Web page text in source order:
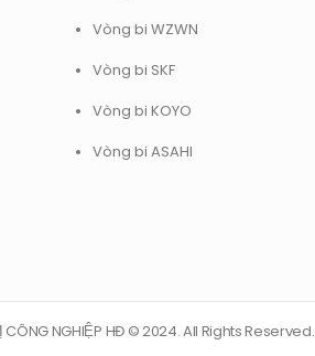
Vòng bi WZWN
Vòng bi SKF
Vòng bi KOYO
Vòng bi ASAHI
CÔNG NGHIỆP HĐ © 2024. All Rights Reserved.